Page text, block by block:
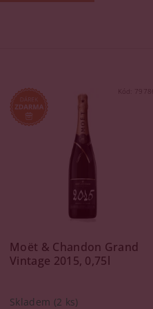
Kód: 79786
Moët & Chandon Grand
Vintage 2015, 0,75l
Skladem (2 ks)